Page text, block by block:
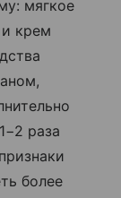
мягкое
крем
раза
более